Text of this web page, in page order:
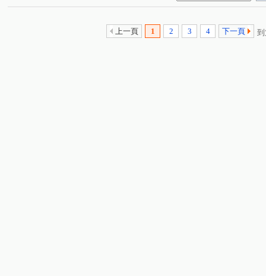
嘉鐵路(1) 彰美路三段(1) 三民路(1) 金馬路三段(1)
辭修北路 (1)
上一頁 1 2 3 4 下一頁